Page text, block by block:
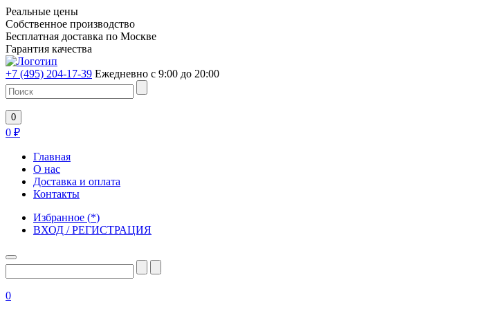
Реальные цены
Собственное производство
Бесплатная доставка по Москве
Гарантия качества
+7 (495) 204-17-39 Ежедневно с 9:00 до 20:00
0
0 ₽
Главная
О нас
Доставка и оплата
Контакты
Избранное (*)
ВХОД / РЕГИСТРАЦИЯ
0